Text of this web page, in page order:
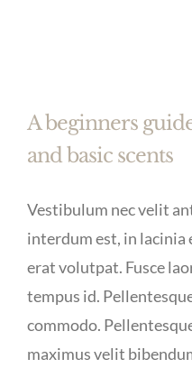
A beginners
and basic scents
Vestibulum nec velit
interdum est, in
erat volutpat. Fusce
tempus id.
commodo.
maximus velit